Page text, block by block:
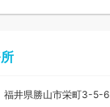
福井県勝山市栄町3-5-6